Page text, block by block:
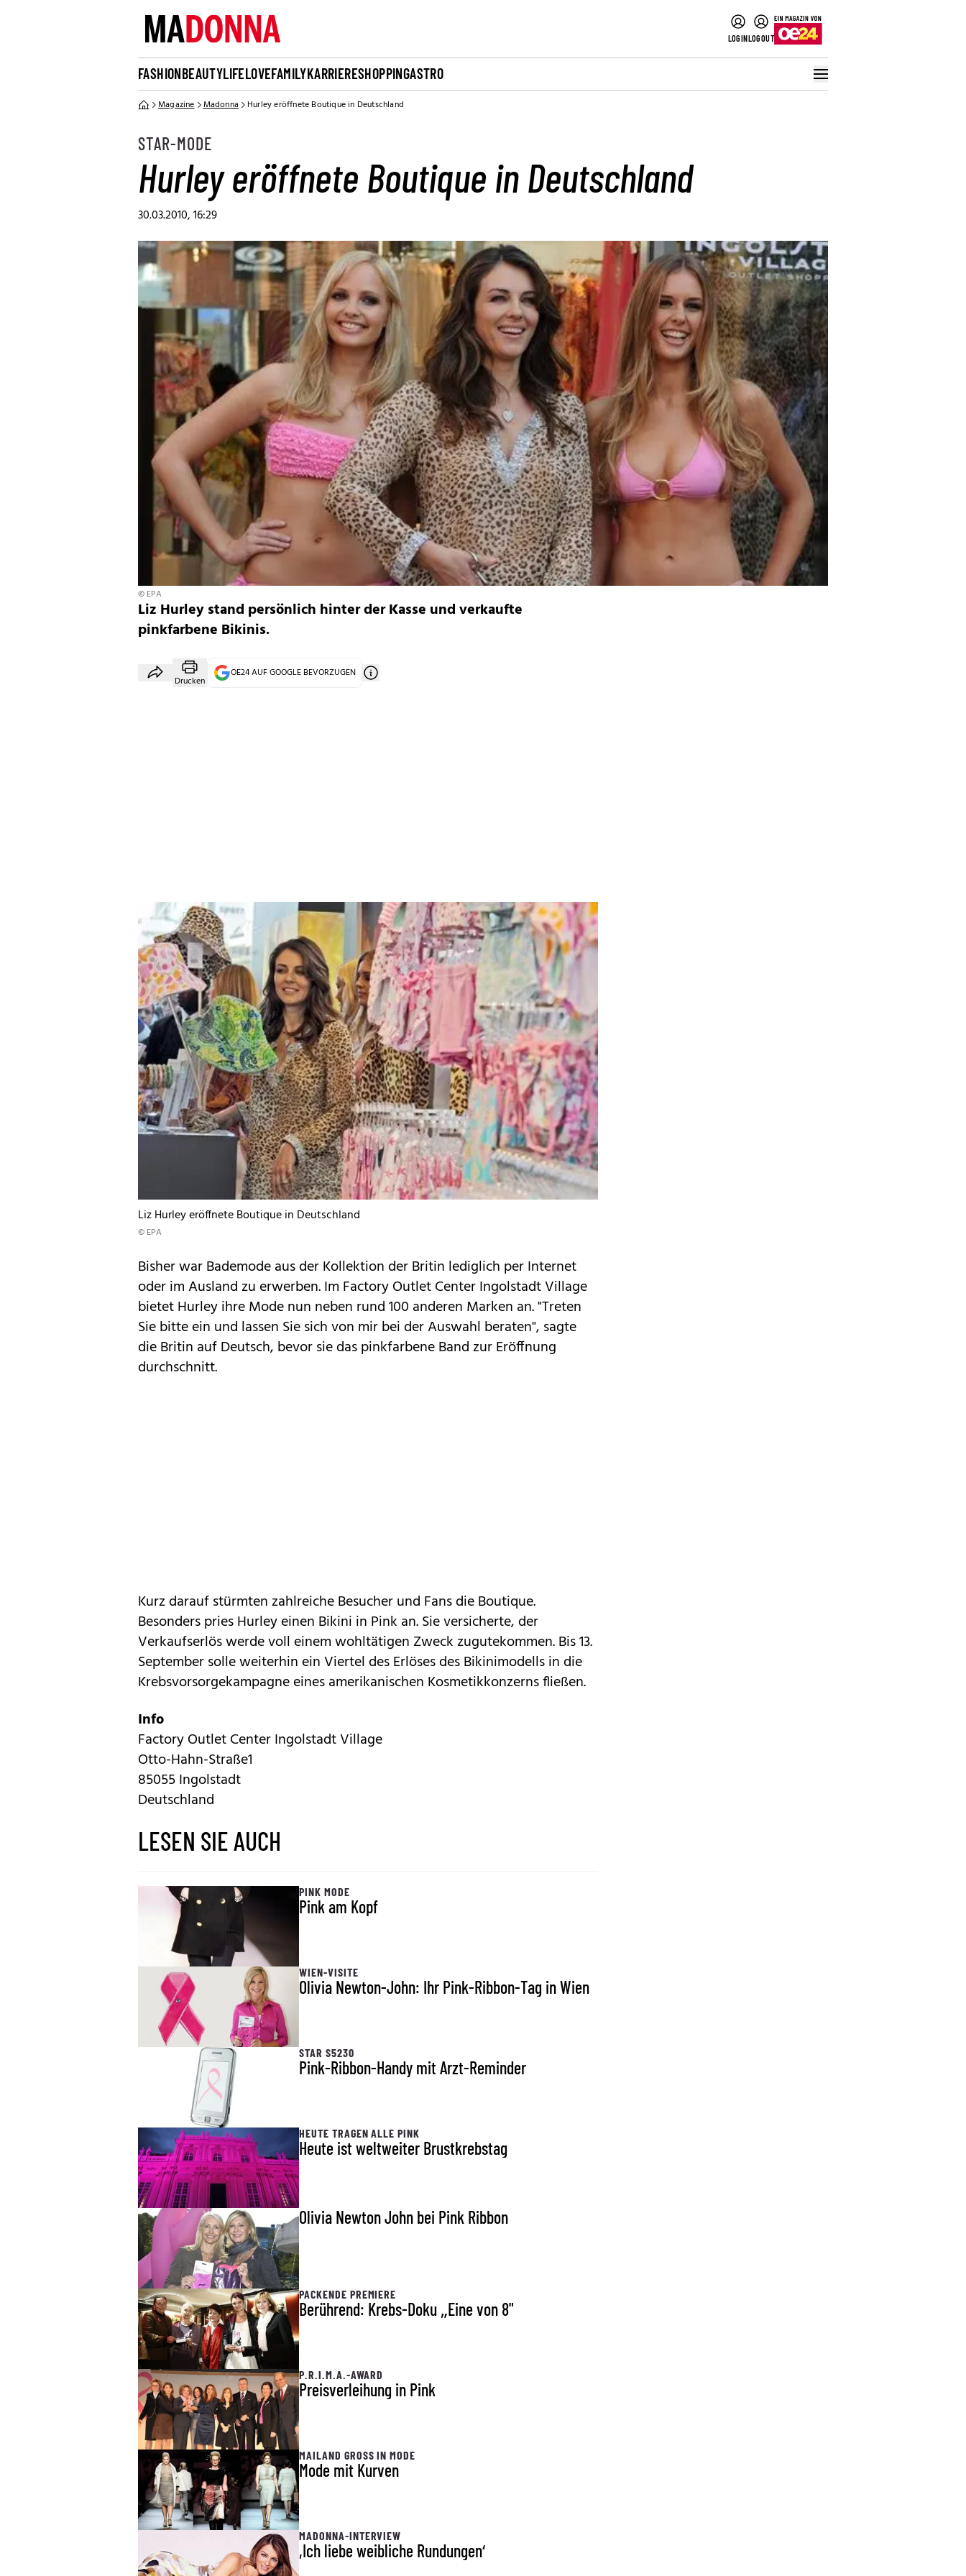
LOGINLOGOUT
FASHIONBEAUTYLIFELOVEFAMILYKARRIERESHOPPINGASTRO
Magazine Madonna Hurley eröffnete Boutique in Deutschland
STAR-MODE
Hurley eröffnete Boutique in Deutschland
30.03.2010, 16:29
© EPA
Liz Hurley stand persönlich hinter der Kasse und verkaufte
pinkfarbene Bikinis.
Drucken
OE24 AUF GOOGLE BEVORZUGEN
Liz Hurley eröffnete Boutique in Deutschland
© EPA
Bisher war Bademode aus der Kollektion der Britin lediglich per Internet
oder im Ausland zu erwerben. Im Factory Outlet Center Ingolstadt Village
bietet Hurley ihre Mode nun neben rund 100 anderen Marken an. "Treten
Sie bitte ein und lassen Sie sich von mir bei der Auswahl beraten", sagte
die Britin auf Deutsch, bevor sie das pinkfarbene Band zur Eröffnung
durchschnitt.
Kurz darauf stürmten zahlreiche Besucher und Fans die Boutique.
Besonders pries Hurley einen Bikini in Pink an. Sie versicherte, der
Verkaufserlös werde voll einem wohltätigen Zweck zugutekommen. Bis 13.
September solle weiterhin ein Viertel des Erlöses des Bikinimodells in die
Krebsvorsorgekampagne eines amerikanischen Kosmetikkonzerns fließen.
Info
Factory Outlet Center Ingolstadt Village
Otto-Hahn-Straße1
85055 Ingolstadt
Deutschland
LESEN SIE AUCH
PINK MODE
Pink am Kopf
WIEN-VISITE
Olivia Newton-John: Ihr Pink-Ribbon-Tag in Wien
STAR S5230
Pink-Ribbon-Handy mit Arzt-Reminder
HEUTE TRAGEN ALLE PINK
Heute ist weltweiter Brustkrebstag
Olivia Newton John bei Pink Ribbon
PACKENDE PREMIERE
Berührend: Krebs-Doku „Eine von 8"
P.R.I.M.A.-AWARD
Preisverleihung in Pink
MAILAND GROSS IN MODE
Mode mit Kurven
MADONNA-INTERVIEW
,Ich liebe weibliche Rundungen‘